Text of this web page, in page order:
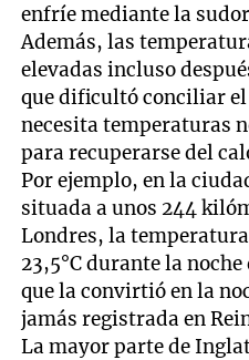
enfríe mediante la
Además, las
elevadas incluso
que dificultó conciliar
necesita temperaturas
para recuperarse del
Por ejemplo, en la
situada a unos 244
Londres, la
23,5°C durante la
que la convirtió en la
jamás registrada en
La mayor parte de